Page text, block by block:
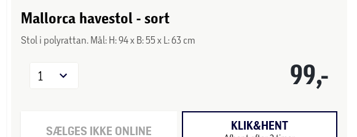
Mallorca havestol - sort
Stol i polyrattan. Mål: H: 94 x B: 55 x L: 63 cm
99,-
1
SÆLGES IKKE ONLINE KLIK&HENT